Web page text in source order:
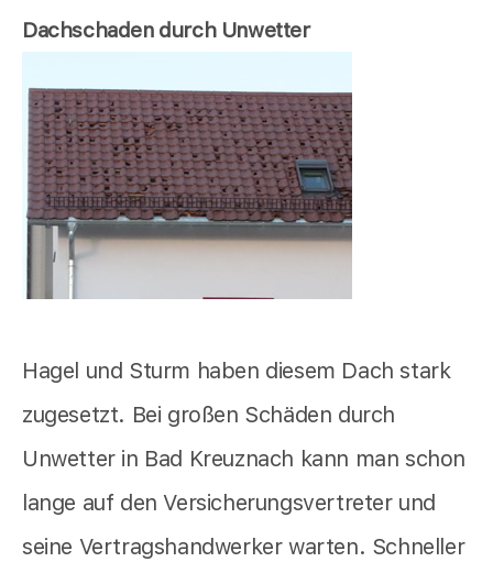
Dachschaden durch Unwetter
Hagel und Sturm haben diesem Dach stark
zugesetzt. Bei großen Schäden durch
Unwetter in Bad Kreuznach kann man schon
lange auf den Versicherungsvertreter und
seine Vertragshandwerker warten. Schneller